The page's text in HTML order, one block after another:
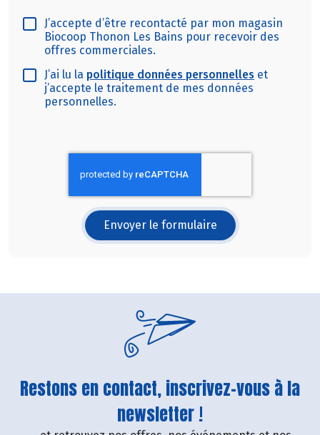
J’accepte d’être recontacté par mon magasin
Biocoop Thonon Les Bains pour recevoir des
offres commerciales.
J’ai lu la politique données personnelles et
j’accepte le traitement de mes données
personnelles.
Envoyer le formulaire
Restons en contact, inscrivez-vous à la
newsletter !